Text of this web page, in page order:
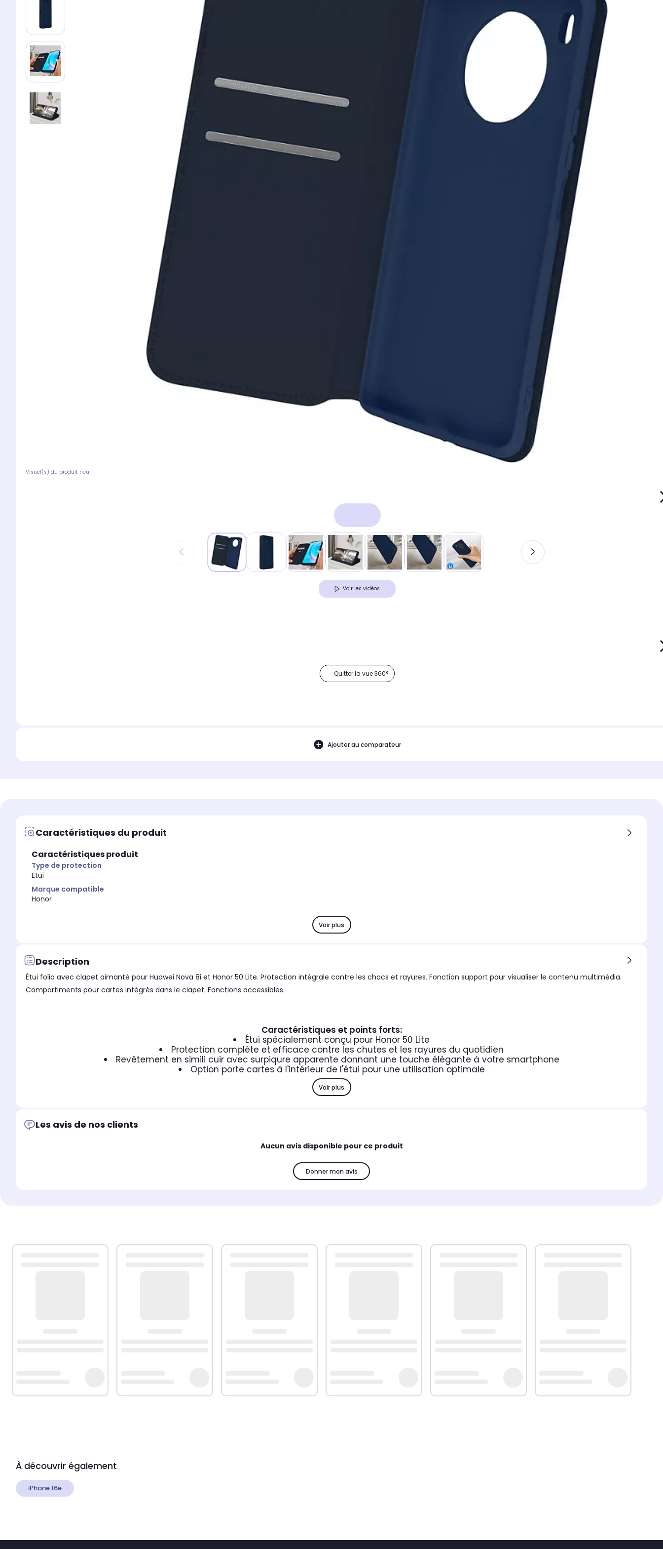
Visuel(s) du produit neuf
Voir les vidéos
Quitter la vue 360°
Ajouter au comparateur
Caractéristiques du produit
Caractéristiques produit
Type de protection
Etui
Marque compatible
Honor
Voir plus
Description
Étui folio avec clapet aimanté pour Huawei Nova 8i et Honor 50 Lite. Protection intégrale contre les chocs et rayures. Fonction support pour visualiser le contenu multimédia.
Compartiments pour cartes intégrés dans le clapet. Fonctions accessibles.
Caractéristiques et points forts:
Étui spécialement conçu pour Honor 50 Lite
Protection complète et efficace contre les chutes et les rayures du quotidien
Revêtement en simili cuir avec surpiqure apparente donnant une touche élégante à votre smartphone
Option porte cartes à l'intérieur de l'étui pour une utilisation optimale
Voir plus
Les avis de nos clients
Aucun avis disponible pour ce produit
Donner mon avis
À découvrir également
iPhone 16e